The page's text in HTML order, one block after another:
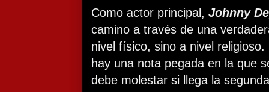
Como actor principal, Johnny
camino a través de una
nivel físico, sino a nivel
hay una nota pegada en la que
debe molestar si llega la